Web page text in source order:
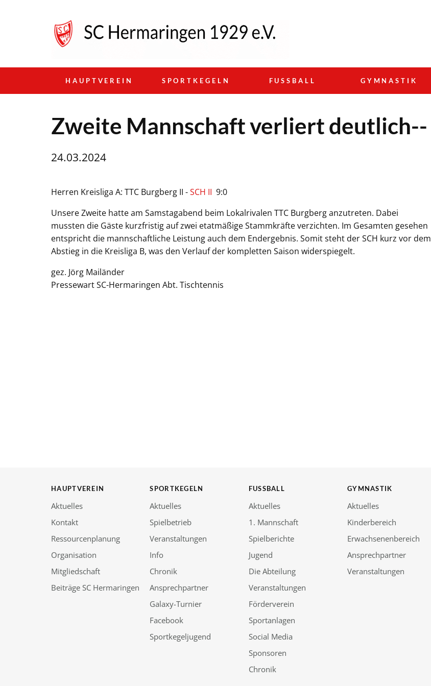
HAUPTVEREIN SPORTKEGELN FUSSBALL GYMNASTIK
Zweite Mannschaft verliert deutlich--
24.03.2024
Herren Kreisliga A: TTC Burgberg II -SCH II 9:0
Unsere Zweite hatte am Samstagabend beim Lokalrivalen TTC Burgberg anzutreten. Dabei
mussten die Gäste kurzfristig auf zwei etatmäßige Stammkräfte verzichten. Im Gesamten gesehen
entspricht die mannschaftliche Leistung auch dem Endergebnis. Somit steht der SCH kurz vor dem
Abstieg in die Kreisliga B, was den Verlauf der kompletten Saison widerspiegelt.
gez. Jörg Mailänder
Pressewart SC-Hermaringen Abt. Tischtennis
HAUPTVEREIN
Aktuelles
Kontakt
Ressourcenplanung
Organisation
Mitgliedschaft
Beiträge SC Hermaringen
SPORTKEGELN
Aktuelles
Spielbetrieb
Veranstaltungen
Info
Chronik
Ansprechpartner
Galaxy-Turnier
Facebook
Sportkegeljugend
FUSSBALL
Aktuelles
1. Mannschaft
Spielberichte
Jugend
Die Abteilung
Veranstaltungen
Förderverein
Sportanlagen
Social Media
Sponsoren
Chronik
GYMNASTIK
Aktuelles
Kinderbereich
Erwachsenenbereich
Ansprechpartner
Veranstaltungen